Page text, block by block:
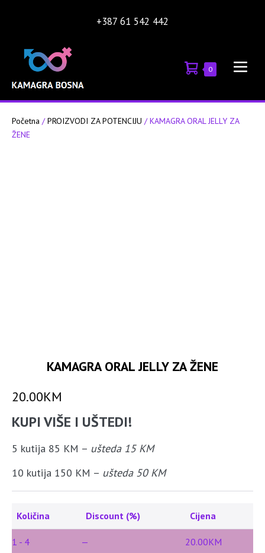
+387 61 542 442
Shopping
0Items
Početna /PROIZVODI ZA POTENCIJU / KAMAGRA ORAL JELLY ZA
ŽENE
KAMAGRA ORAL JELLY ZA ŽENE
20.00KM
KUPI VIŠE I UŠTEDI!
5 kutija 85 KM – ušteda 15 KM
10 kutija 150 KM – ušteda 50 KM
Količina Discount (%) Cijena
1 - 4 — 20.00KM